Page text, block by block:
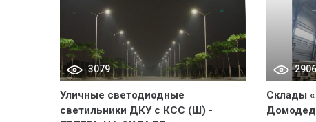
3079
Уличные светодиодные
светильники ДКУ с КСС (Ш) -
2906
Склады